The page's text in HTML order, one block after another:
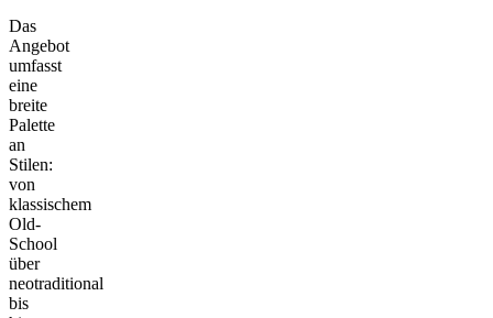
Das
Angebot
umfasst
eine
breite
Palette
an
Stilen:
von
klassischem
Old-
School
über
neotraditional
bis